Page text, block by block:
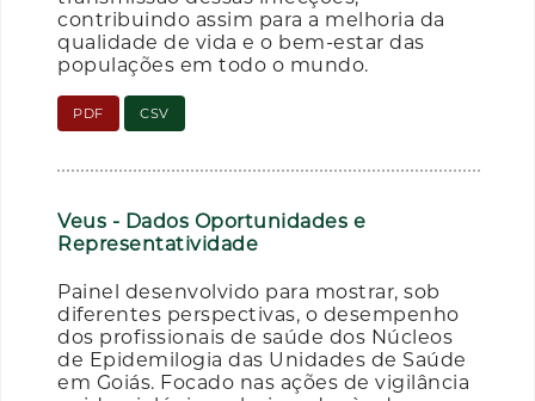
contribuindo assim para a melhoria da
qualidade de vida e o bem-estar das
populações em todo o mundo.
PDF CSV
Veus - Dados Oportunidades e
Representatividade
Painel desenvolvido para mostrar, sob
diferentes perspectivas, o desempenho
dos profissionais de saúde dos Núcleos
de Epidemilogia das Unidades de Saúde
em Goiás. Focado nas ações de vigilância